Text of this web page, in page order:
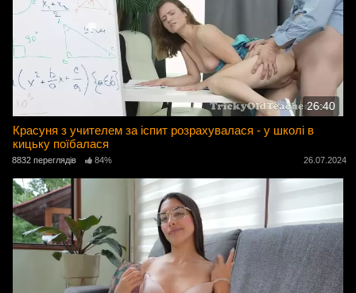
26:40
Красуня з учителем за іспит розрахувалася - у школі в
кицьку поїбалася
8832 переглядів 84% 26.07.2024